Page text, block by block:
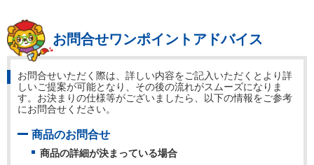
お問合せワンポイントアドバイス
お問合せいただく際は、詳しい内容をご記入いただくとより詳
しいご提案が可能となり、その後の流れがスムーズになりま
す。お決まりの仕様等がございましたら、以下の情報をご参考
にお問合せください。
商品のお問合せ
商品の詳細が決まっている場合